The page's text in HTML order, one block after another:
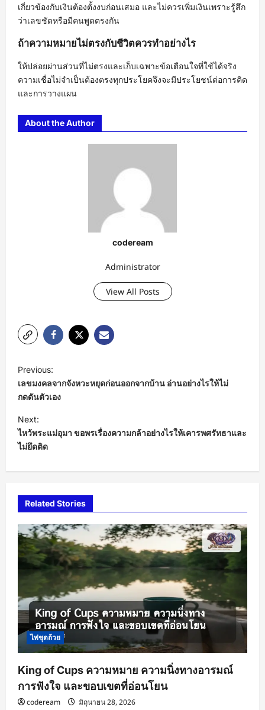
เกี่ยวข้องกับเงินต้องตั้งงบก่อนเสมอ และไม่ควรเพิ่มเงินเพราะรู้สึก
ว่าเลขชัดหรือมีคนพูดตรงกัน
ถ้าความหมายไม่ตรงกับชีวิตควรทำอย่างไร
ให้ปล่อยผ่านส่วนที่ไม่ตรงและเก็บเฉพาะข้อเตือนใจที่ใช้ได้จริง
ความเชื่อไม่จำเป็นต้องตรงทุกประโยคจึงจะมีประโยชน์ต่อการคิด
และการวางแผน
About the Author
codeream
Administrator
View All Posts
o
s
t
n
a
v
g
a
t
n
Previous:
เลขมงคลจากจังหวะหยุดก่อนออกจากบ้าน อ่านอย่างไรให้ไม่
กดดันตัวเอง
Next:
ไหว้พระแม่อุมา ขอพรเรื่องความกล้าอย่างไรให้เคารพศรัทธาและ
ไม่ยึดติด
Related Stories
ไพ่ชุดถ้วย
King of Cups ความหมาย ความนิ่งทางอารมณ์
การฟังใจ และขอบเขตที่อ่อนโยน
codeream มิถุนายน 28, 2026